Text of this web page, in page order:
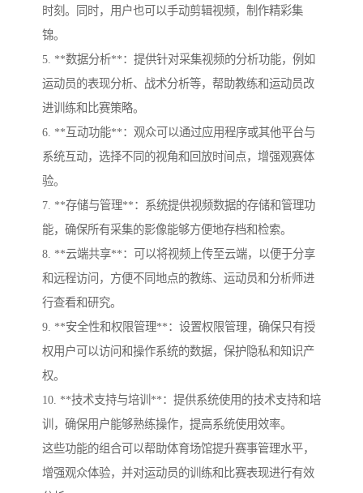
时刻。同时，用户也可以手动剪辑视频，制作精彩集
锦。
5. **数据分析**：提供针对采集视频的分析功能，例如
运动员的表现分析、战术分析等，帮助教练和运动员改
进训练和比赛策略。
6. **互动功能**：观众可以通过应用程序或其他平台与
系统互动，选择不同的视角和回放时间点，增强观赛体
验。
7. **存储与管理**：系统提供视频数据的存储和管理功
能，确保所有采集的影像能够方便地存档和检索。
8. **云端共享**：可以将视频上传至云端，以便于分享
和远程访问，方便不同地点的教练、运动员和分析师进
行查看和研究。
9. **安全性和权限管理**：设置权限管理，确保只有授
权用户可以访问和操作系统的数据，保护隐私和知识产
权。
10. **技术支持与培训**：提供系统使用的技术支持和培
训，确保用户能够熟练操作，提高系统使用效率。
这些功能的组合可以帮助体育场馆提升赛事管理水平，
增强观众体验，并对运动员的训练和比赛表现进行有效